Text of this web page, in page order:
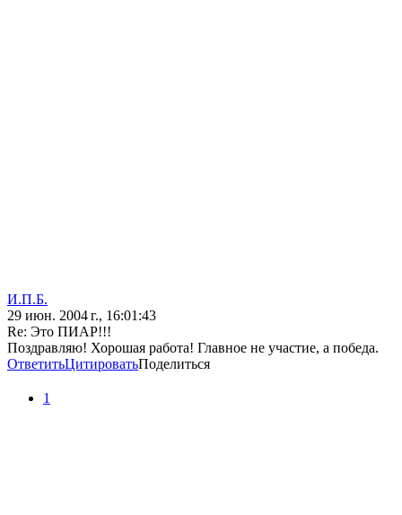
И.П.Б.
29 июн. 2004 г., 16:01:43
Re: Это ПИАР!!!
Поздравляю! Хорошая работа! Главное не участие, а победа.
ОтветитьЦитироватьПоделиться
1